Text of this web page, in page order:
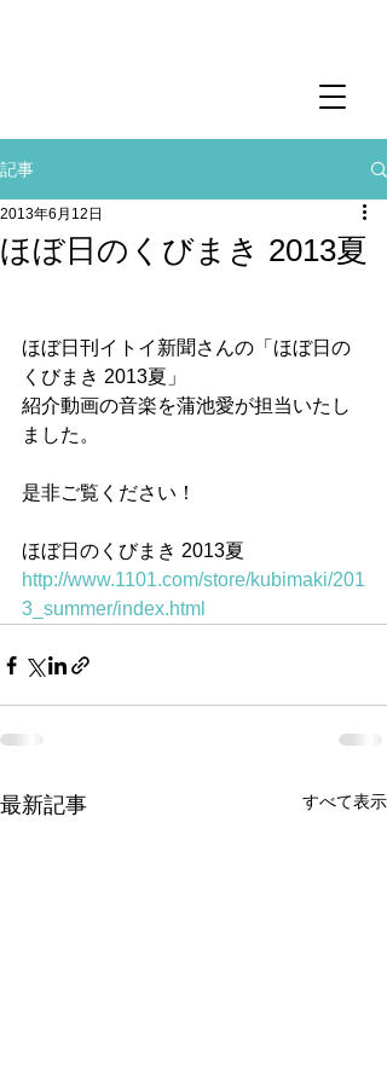
記事
ほぼ日のくびまき 2013夏
2013年6月12日
ほぼ日刊イトイ新聞さんの「ほぼ日の
くびまき 2013夏」
紹介動画の音楽を蒲池愛が担当いたし
ました。
是非ご覧ください！
ほぼ日のくびまき 2013夏
http://www.1101.com/store/kubimaki/201
3_summer/index.html
最新記事 すべて表示